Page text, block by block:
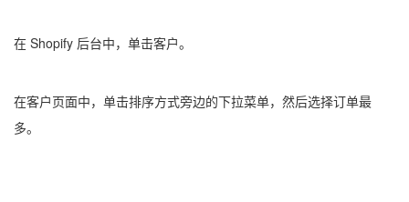
在 Shopify 后台中，单击客户。
在客户页面中，单击排序方式旁边的下拉菜单，然后选择订单最
多。